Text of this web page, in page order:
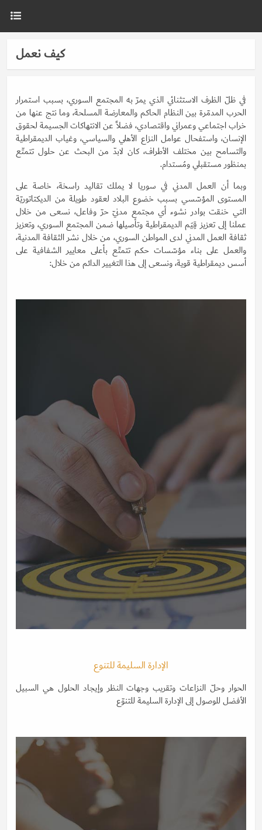
كيف نعمل
في ظلّ الظرف الاستثنائي الذي يمرّ به المجتمع السوري، بسبب استمرار
الحرب المدمّرة بين النظام الحاكم والمعارضة المسلحة، وما نتج عنها من
خراب اجتماعي وعمراني واقتصادي، فضلاً عن الانتهاكات الجسيمة لحقوق
الإنسان، واستفحال عوامل النزاع الأهلي والسياسي، وغياب الديمقراطية
والتسامح بين مختلف الأطراف، كان لابدّ من البحث عن حلول تتمتّع
بمنظور مستقبلي ومُستدام.
وبما أن العمل المدني في سوريا لا يملك تقاليد راسخة، خاصة على
المستوى المؤسّسي بسبب خضوع البلاد لعقود طويلة من الديكتاتوريّة
التي خنقت بوادر نشوء أي مجتمع مدنيّ حرّ وفاعل، نسعى من خلال
عملنا إلى تعزيز قِيَم الديمقراطية وتأصيلها ضمن المجتمع السوري، وتعزيز
ثقافة العمل المدني لدى المواطن السوري، من خلال نشر الثقافة المدنية،
والعمل على بناء مؤسّسات حكم تتمتّع بأعلى معايير الشفافية على
أسس ديمقراطية قوية، ونسعى إلى هذا التغيير الدائم من خلال:
الإدارة السليمة للتنوع
الحوار وحلّ النزاعات وتقريب وجهات النظر وإيجاد الحلول هي السبيل
الأفضل للوصول إلى الإدارة السليمة للتنوّع